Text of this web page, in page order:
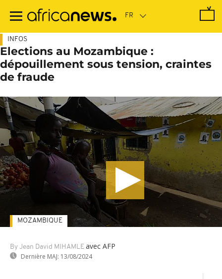
contenu
INFOS
Elections au Mozambique :
dépouillement sous tension, craintes
de fraude
By Jean David MIHAMLE avec AFP
Dernière MAJ: 13/08/2024
MOZAMBIQUE